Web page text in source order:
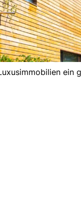
ein